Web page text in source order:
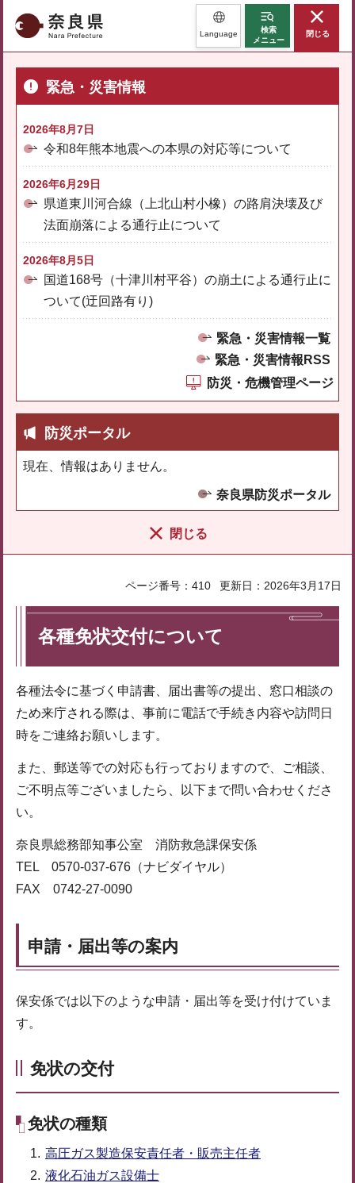
奈良県 Language
検索
メニュー
閉じる
緊急・災害情報
2026年8月7日
令和8年熊本地震への本県の対応等について
2026年6月29日
県道東川河合線（上北山村小橡）の路肩決壊及び
法面崩落による通行止について
2026年8月5日
国道168号（十津川村平谷）の崩土による通行止に
ついて(迂回路有り)
緊急・災害情報一覧
緊急・災害情報RSS
防災・危機管理ページ
防災ポータル
現在、情報はありません。
奈良県防災ポータル
閉じる
ページ番号：410 更新日：2026年3月17日
各種免状交付について
各種法令に基づく申請書、届出書等の提出、窓口相談の
ため来庁される際は、事前に電話で手続き内容や訪問日
時をご連絡お願いします。
また、郵送等での対応も行っておりますので、ご相談、
ご不明点等ございましたら、以下まで問い合わせくださ
い。
奈良県総務部知事公室 消防救急課保安係
TEL 0570-037-676（ナビダイヤル）
FAX 0742-27-0090
申請・届出等の案内
保安係では以下のような申請・届出等を受け付けていま
す。
免状の交付
免状の種類
高圧ガス製造保安責任者・販売主任者
液化石油ガス設備士